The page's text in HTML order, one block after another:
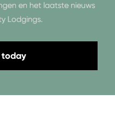
en het laatste nieuws
Lodgings.